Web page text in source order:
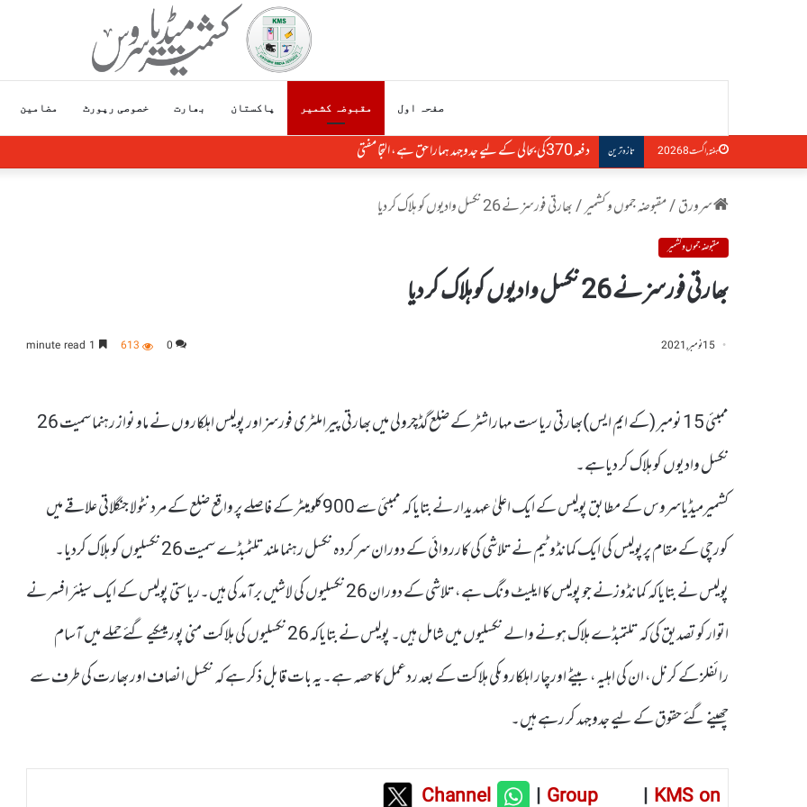
صفحہ اول مقبوضہ کشمیر پاکستان بھارت خصوصی رپورٹ مضامین
ہفتہ, اگست 8 2026 تازہ ترین دفعہ370کی بحالی کے لیے جدوجہد ہمارا حق ہے، التجا مفتی
سرورق/مقبوضہ جموں و کشمیر/بھارتی فورسز نے 26 نکسل وادیوں کو ہلاک کر دیا
مقبوضہ جموں و کشمیر
بھارتی فورسز نے 26 نکسل وادیوں کو ہلاک کر دیا
15 نومبر, 2021 0
613
ممبئی 15 نومبر (کے ایم ایس)بھارتی ریاست مہاراشٹر کے ضلع گڈچرولی میں بھارتی پیراملٹری فورسز اور پولیس اہلکاروں نے ماو نواز رہنما سمیت 26
نکسل وادیوں کو ہلاک کر دیاہے۔
کشمیرمیڈیاسروس کے مطابق پولیس کے ایک اعلیٰ عہدیدار نے بتایا کہ ممبئی سے 900کلومیٹر کے فاصلے پر واقع ضلع کے مردنٹولا جنگلاتی علاقے میں
کورچی کے مقام پرپولیس کی ایک کمانڈو ٹیم نے تلاشی کی کارروائی کے دوران سرکردہ نکسل رہنما ملند تلٹمبڈے سمیت 26 نکسلیوں کو ہلاک کردیا۔
پولیس نے بتایاکہ کمانڈوزنے جو پولیس کا ایلیٹ ونگ ہے، تلاشی کے دوران 26 نکسلیوں کی لاشیں برآمد کی ہیں۔ریاستی پولیس کے ایک سینئر افسر نے
اتوار کو تصدیق کی کہ تلتمبڈے ہلاک ہونے والے نکسلیوں میں شامل ہیں۔ پولیس نے بتایاکہ26 نکسلیوں کی ہلاکت منی پور میںکیے گئے حملے میں آسام
رائفلز کے کرنل، ان کی اہلیہ، بیٹے اورچار اہلکاروںکی ہلاکت کے بعد ردعمل کا حصہ ہے۔یہ بات قابل ذکر ہے کہ نکسل انصاف اور بھارت کی طرف سے
چھینے گئے حقوق کے لیے جدوجہد کر رہے ہیں۔
Channel |Group | KMS on